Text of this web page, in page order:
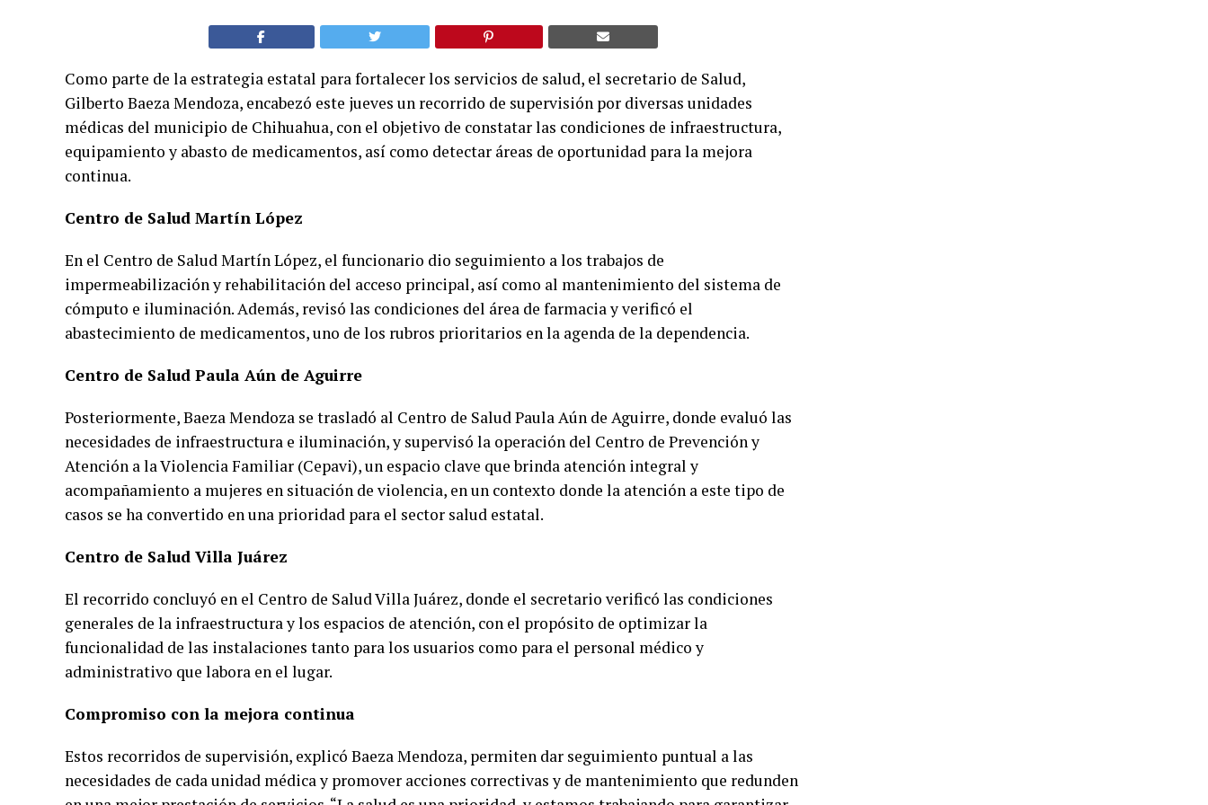
Como parte de la estrategia estatal para fortalecer los servicios de salud, el secretario de Salud,
Gilberto Baeza Mendoza, encabezó este jueves un recorrido de supervisión por diversas unidades
médicas del municipio de Chihuahua, con el objetivo de constatar las condiciones de infraestructura,
equipamiento y abasto de medicamentos, así como detectar áreas de oportunidad para la mejora
continua.
Centro de Salud Martín López
En el Centro de Salud Martín López, el funcionario dio seguimiento a los trabajos de
impermeabilización y rehabilitación del acceso principal, así como al mantenimiento del sistema de
cómputo e iluminación. Además, revisó las condiciones del área de farmacia y verificó el
abastecimiento de medicamentos, uno de los rubros prioritarios en la agenda de la dependencia.
Centro de Salud Paula Aún de Aguirre
Posteriormente, Baeza Mendoza se trasladó al Centro de Salud Paula Aún de Aguirre, donde evaluó las
necesidades de infraestructura e iluminación, y supervisó la operación del Centro de Prevención y
Atención a la Violencia Familiar (Cepavi), un espacio clave que brinda atención integral y
acompañamiento a mujeres en situación de violencia, en un contexto donde la atención a este tipo de
casos se ha convertido en una prioridad para el sector salud estatal.
Centro de Salud Villa Juárez
El recorrido concluyó en el Centro de Salud Villa Juárez, donde el secretario verificó las condiciones
generales de la infraestructura y los espacios de atención, con el propósito de optimizar la
funcionalidad de las instalaciones tanto para los usuarios como para el personal médico y
administrativo que labora en el lugar.
Compromiso con la mejora continua
Estos recorridos de supervisión, explicó Baeza Mendoza, permiten dar seguimiento puntual a las
necesidades de cada unidad médica y promover acciones correctivas y de mantenimiento que redunden